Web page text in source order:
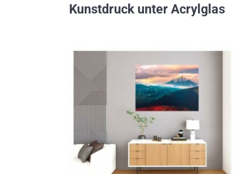
Kunstdruck unter Acrylglas